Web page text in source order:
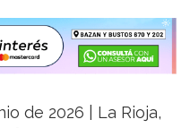
de 2026 | La Rioja,